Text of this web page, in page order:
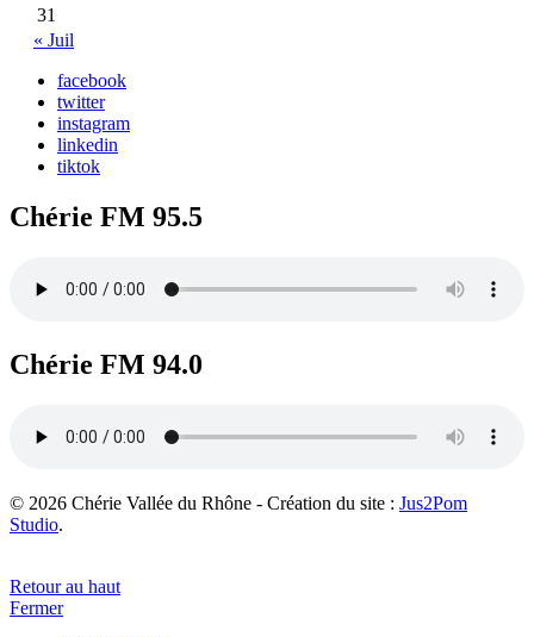
31
« Juil
facebook
twitter
instagram
linkedin
tiktok
Chérie FM 95.5
Chérie FM 94.0
© 2026 Chérie Vallée du Rhône - Création du site : Jus2Pom
Studio.
Retour au haut
Fermer